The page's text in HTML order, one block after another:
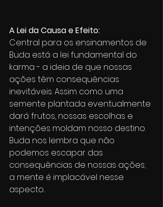
A Lei da Causa e Efeito:
Central para os ensinamentos de
Buda está a lei fundamental do
karma - a ideia de que nossas
ações têm consequências
inevitáveis. Assim como uma
semente plantada eventualmente
dará frutos, nossas escolhas e
intenções moldam nosso destino.
Buda nos lembra que não
podemos escapar das
consequências de nossas ações;
a mente é implacável nesse
aspecto..